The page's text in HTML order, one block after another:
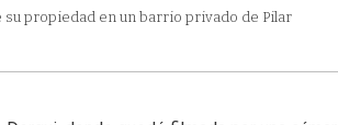
propiedad en un barrio privado de Pilar